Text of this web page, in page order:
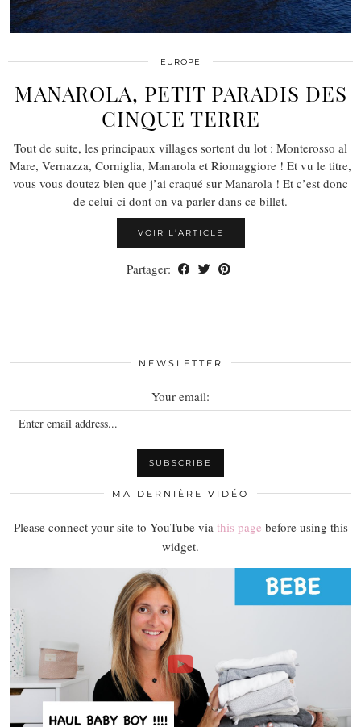
EUROPE
MANAROLA, PETIT PARADIS DES
CINQUE TERRE
Tout de suite, les principaux villages sortent du lot : Monterosso al
Mare, Vernazza, Corniglia, Manarola et Riomaggiore ! Et vu le titre,
vous vous doutez bien que j’ai craqué sur Manarola ! Et c’est donc
de celui-ci dont on va parler dans ce billet.
VOIR L’ARTICLE
Partager:
NEWSLETTER
Your email:
MA DERNIÈRE VIDÉO
Please connect your site to YouTube via this page before using this
widget.